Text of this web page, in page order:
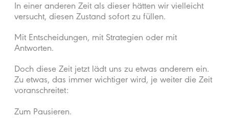
In einer anderen Zeit als dieser hätten wir vielleicht
versucht, diesen Zustand sofort zu füllen.
Mit Entscheidungen, mit Strategien oder mit
Antworten.
Doch diese Zeit jetzt lädt uns zu etwas anderem ein.
Zu etwas, das immer wichtiger wird, je weiter die Zeit
voranschreitet:
Zum Pausieren.